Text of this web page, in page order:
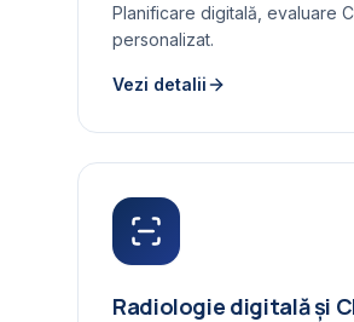
Planificare digitală, evaluare
personalizat.
Vezi detalii
Radiologie digitală și